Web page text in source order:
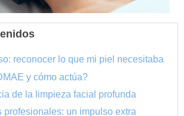
reconocer lo que mi piel necesitaba
y cómo actúa?
de la limpieza facial profunda
profesionales: un impulso extra